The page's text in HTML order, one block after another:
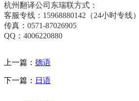
杭州翻译公司东瑞联方式：
客服专线：15968880142（24小时专线）
传真：0571-87026905
QQ：4006220880
上一篇： 德语
下一篇： 日语